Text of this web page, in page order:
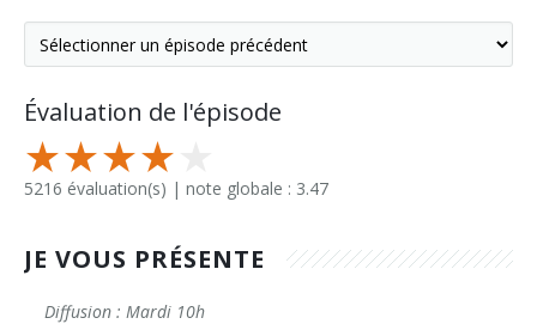
Évaluation de l'épisode
5216 évaluation(s) | note globale : 3.47
JE VOUS PRÉSENTE
Diffusion : Mardi 10h